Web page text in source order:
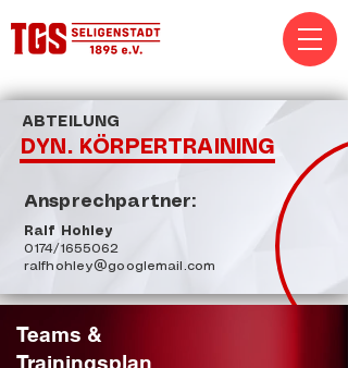
ABTEILUNG
DYN. KÖRPERTRAINING
Ansprechpartner:
Ralf Hohley
0174/1655062
ralfhohley@googlemail.com
Teams &
Trainingsplan